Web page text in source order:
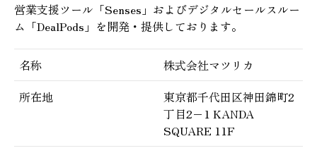
営業支援ツール「Senses」およびデジタルセールスルー
ム「DealPods」を開発・提供しております。
名称
株式会社マツリカ
所在地
東京都千代田区神田錦町2
丁目2−1 KANDA
SQUARE 11F